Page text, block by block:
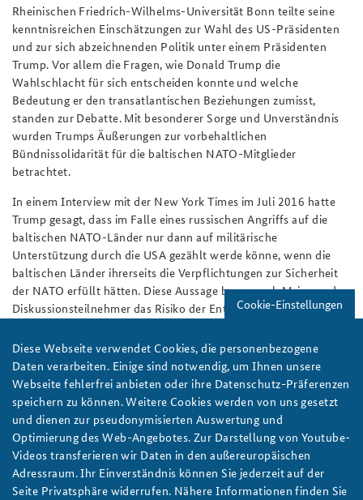
Rheinischen Friedrich-Wilhelms-Universität Bonn teilte seine
kenntnisreichen Einschätzungen zur Wahl des US-Präsidenten
und zur sich abzeichnenden Politik unter einem Präsidenten
Trump. Vor allem die Fragen, wie Donald Trump die
Wahlschlacht für sich entscheiden konnte und welche
Bedeutung er den transatlantischen Beziehungen zumisst,
standen zur Debatte. Mit besonderer Sorge und Unverständnis
wurden Trumps Äußerungen zur vorbehaltlichen
Bündnissolidarität für die baltischen NATO-Mitglieder
betrachtet.
In einem Interview mit der New York Times im Juli 2016 hatte
Trump gesagt, dass im Falle eines russischen Angriffs auf die
baltischen NATO-Länder nur dann auf militärische
Unterstützung durch die USA gezählt werde könne, wenn die
baltischen Länder ihrerseits die Verpflichtungen zur Sicherheit
der NATO erfüllt hätten. Diese Aussage berge nach Meinung der
Diskussionsteilnehmer das Risiko der Entstehung von Zonen
Wofür Trump letztlich steht, kann derzeit noch nicht sicher
bewertet werden. Nur wenige Tage nach dem unerwarteten
Wahlsieg hatte er einige seiner Wahlkampfversprechen teilweise
relativiert. Ob sich daraus die Hoffnung ableiten lässt, dass
Trump als US-Präsident seine Positionen generell mäßigt, ist
ungewiss. Gleichwohl stellte Professor Bindenagel fest:
"Hoffnung allein ist noch keine Strategie."
Autoren:Cornelius Vogt und Michael Hanisch
Cookie-Einstellungen
Diese Webseite verwendet Cookies, die personenbezogene
Daten verarbeiten. Einige sind notwendig, um Ihnen unsere
Webseite fehlerfrei anbieten oder ihre Datenschutz-Präferenzen
speichern zu können. Weitere Cookies werden von uns gesetzt
und dienen zur pseudonymisierten Auswertung und
Optimierung des Web-Angebotes. Zur Darstellung von Youtube-
Videos transferieren wir Daten in den außereuropäischen
Adressraum. Ihr Einverständnis können Sie jederzeit auf der
Seite Privatsphäre widerrufen. Nähere Informationen finden Sie